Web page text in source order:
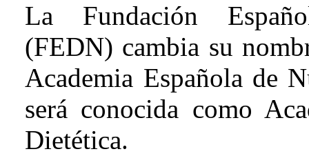
La Fundación
(FEDN) cambia su
Academia Española de
será conocida como
Dietética.